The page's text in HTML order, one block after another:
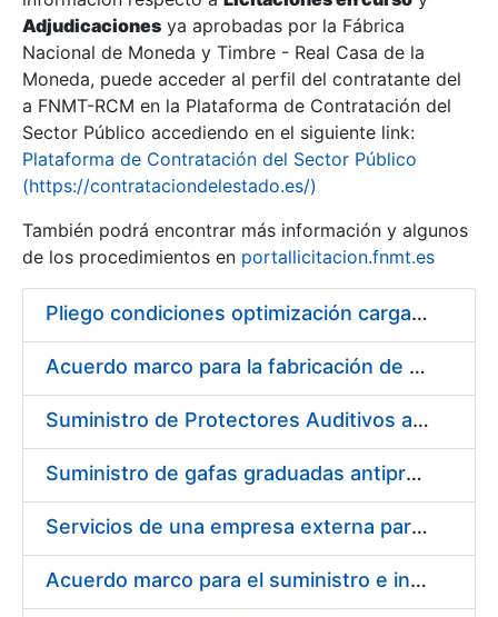
Adjudicaciones ya aprobadas por la Fábrica
Nacional de Moneda y Timbre - Real Casa de la
Moneda, puede acceder al perfil del contratante del
a FNMT-RCM en la Plataforma de Contratación del
Sector Público accediendo en el siguiente link:
Plataforma de Contratación del Sector Público
(https://contrataciondelestado.es/)
También podrá encontrar más información y algunos
de los procedimientos en portallicitacion.fnmt.es
Pliego condiciones optimización cargas compras firmado
Acuerdo marco para la fabricación de piezas
Suministro de Protectores Auditivos a medida para las personas trabajadoras de los Centros de Trabajo de Madrid y Burgos
Suministro de gafas graduadas antiproyecciones para los trabajadores de la FNMT-RCM en los centros de trabajo de Madrid y Burgos
Servicios de una empresa externa para el asesoramiento y resolución de los recursos de alzada que se presentan relacionados con procesos de selección para la FNMT-RCM
Acuerdo marco para el suministro e instalación de persianas, estores y otros complementos